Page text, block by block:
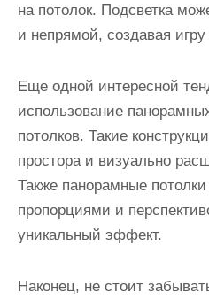
на потолок. Подсветка
и непрямой, создавая
Еще одной интересной
использование
потолков. Такие
простора и визуально
Также панорамные
пропорциями и
уникальный эффект.
Наконец, не стоит